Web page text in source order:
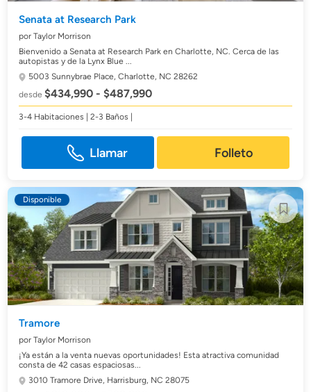
Senata at Research Park
por Taylor Morrison
Bienvenido a Senata at Research Park en Charlotte, NC. Cerca de las
autopistas y de la Lynx Blue ...
5003 Sunnybrae Place,Charlotte, NC 28262
desde$434,990 - $487,990
3-4 Habitaciones | 2-3 Baños |
Llamar Folleto
Disponible
Tramore
por Taylor Morrison
¡Ya están a la venta nuevas oportunidades! Esta atractiva comunidad
consta de 42 casas espaciosas...
3010 Tramore Drive, Harrisburg, NC 28075